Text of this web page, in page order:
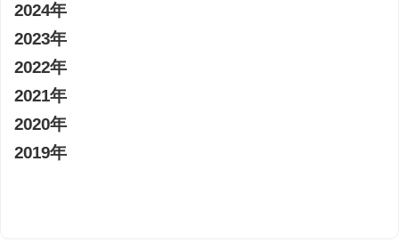
2024年
2023年
2022年
2021年
2020年
2019年